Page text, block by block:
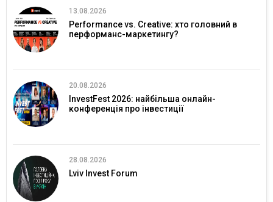
13.08.2026
Performance vs. Creative: хто головний в
перформанс-маркетингу?
20.08.2026
InvestFest 2026: найбільша онлайн-
конференція про інвестиції
28.08.2026
Lviv Invest Forum